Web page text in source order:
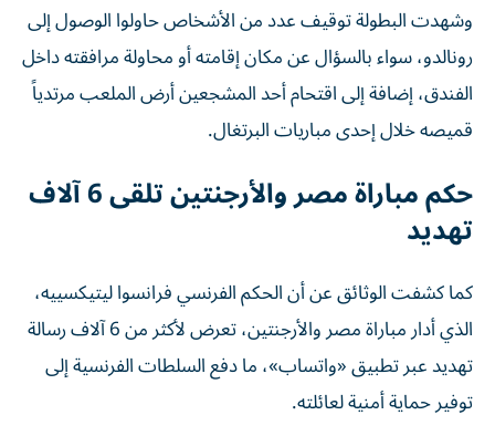
وشهدت البطولة توقيف عدد من الأشخاص حاولوا الوصول إلى
رونالدو، سواء بالسؤال عن مكان إقامته أو محاولة مرافقته داخل
الفندق، إضافة إلى اقتحام أحد المشجعين أرض الملعب مرتدياً
قميصه خلال إحدى مباريات البرتغال.
حكم مباراة مصر والأرجنتين تلقى 6 آلاف
تهديد
كما كشفت الوثائق عن أن الحكم الفرنسي فرانسوا ليتيكسييه،
الذي أدار مباراة مصر والأرجنتين، تعرض لأكثر من 6 آلاف رسالة
تهديد عبر تطبيق «واتساب»، ما دفع السلطات الفرنسية إلى
توفير حماية أمنية لعائلته.